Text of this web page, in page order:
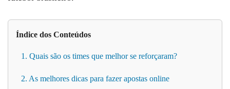
Índice dos Conteúdos
1. Quais são os times que melhor se reforçaram?
2. As melhores dicas para fazer apostas online